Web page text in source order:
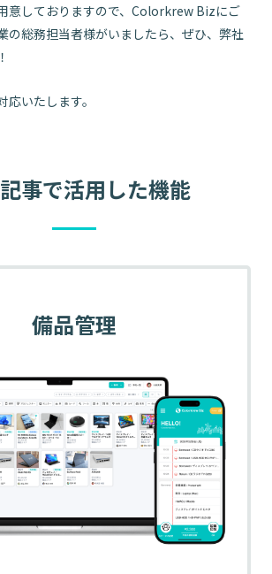
意しておりますので、Colorkrew Bizにご
の総務担当者様がいましたら、ぜひ、弊社
いたします。
事で活用した機能
備品管理